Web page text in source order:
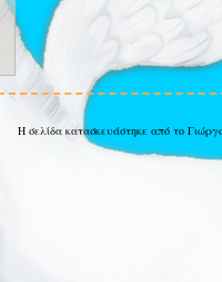
Η σελίδα κατασκευάστηκε από το